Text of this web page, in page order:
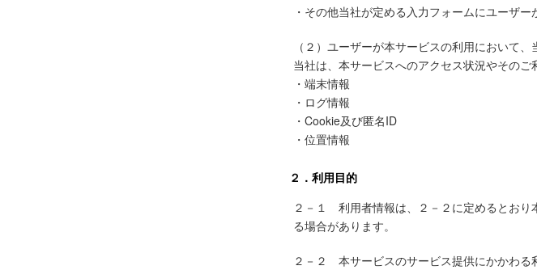
・その他当社が定める入力フォームにユーザー
（２）ユーザーが本サービスの利用において
当社は、本サービスへのアクセス状況やその
・端末情報
・ログ情報
・Cookie及び匿名ID
・位置情報
２．利用目的
２－１ 利用者情報は、２－２に定めるとおり
る場合があります。
２－２ 本サービスのサービス提供にかかわる